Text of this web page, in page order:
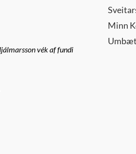
vék af fundi
Minn